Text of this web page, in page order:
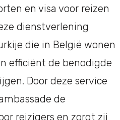
en visa voor reizen
dienstverlening
die in België wonen
efficiënt de benodigde
Door deze service
de
reizigers en zorgt zij